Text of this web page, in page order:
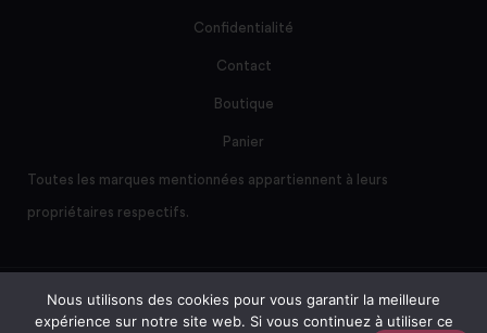
Confidentialité
Contact
Boutique
Panier
Toutes les marques mentionnées appartiennent à leurs
propriétaires respectifs.
Site créé et maintenu par AD/sum
Nous utilisons des cookies pour vous garantir la meilleure
expérience sur notre site web. Si vous continuez à utiliser ce